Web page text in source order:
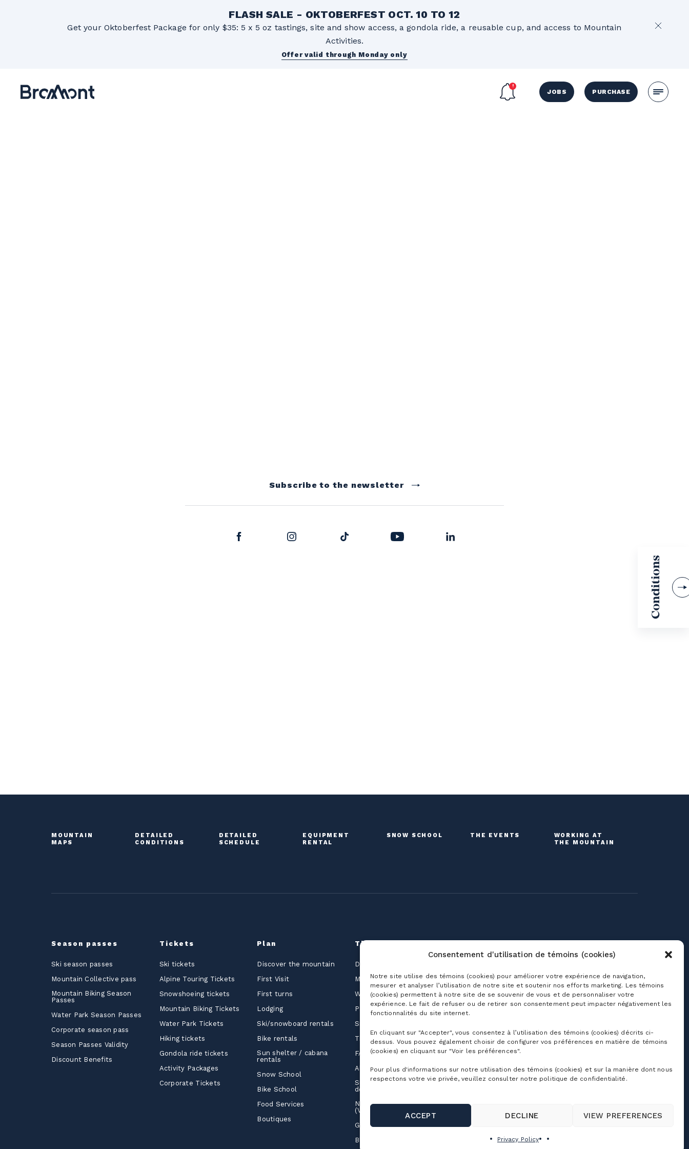
Consentement d'utilisation de témoins (cookies)
Notre site utilise des témoins (cookies) pour améliorer votre expérience de navigation,
mesurer et analyser l’utilisation de notre site et soutenir nos efforts marketing. Les témoins
(cookies) permettent à notre site de se souvenir de vous et de personnaliser votre
expérience. Le fait de refuser ou de retirer son consentement peut impacter négativement les
fonctionnalités du site internet.
En cliquant sur "Accepter", vous consentez à l’utilisation des témoins (cookies) décrits ci-
dessus. Vous pouvez également choisir de configurer vos préférences en matière de témoins
(cookies) en cliquant sur "Voir les préférences".
Pour plus d'informations sur notre utilisation des témoins (cookies) et sur la manière dont nous
respectons votre vie privée, veuillez consulter notre politique de confidentialité.
ACCEPT DECLINE VIEW PREFERENCES
Privacy Policy
FLASH SALE - OKTOBERFEST OCT. 10 TO 12
Get your Oktoberfest Package for only $35: 5 x 5 oz tastings, site and show access, a gondola ride, a reusable cup, and access to Mountain
Activities.
Offer valid through Monday only
JOBS PURCHASE
Subscribe to the newsletter
MOUNTAIN
MAPS
DETAILED
CONDITIONS
DETAILED
SCHEDULE
EQUIPMENT
RENTAL
SNOW SCHOOL THE EVENTS
WORKING AT
THE MOUNTAIN
Season passes
Ski season passes
Mountain Collective pass
Mountain Biking Season
Passes
Water Park Season Passes
Corporate season pass
Season Passes Validity
Discount Benefits
Tickets
Ski tickets
Alpine Touring Tickets
Snowshoeing tickets
Mountain Biking Tickets
Water Park Tickets
Hiking tickets
Gondola ride tickets
Activity Packages
Corporate Tickets
Plan
Discover the mountain
First Visit
First turns
Lodging
Ski/snowboard rentals
Bike rentals
Sun shelter / cabana
rentals
Snow School
Bike School
Food Services
Boutiques
The mountain
Detailed Schedule
Maps of the Mountain
Webcams
Parking and shuttle
SnowPrks
The Chalets
FAQ
Altitude Project
Sustainable
development
Nomadic camping
(Vanlife)
Guides
Blog
Business & Corporate
Events
and group outings
Camp mille aventures
Privilege program
About Us
Jobs
Cime Real Estate
Tourisme Bromont
Press Room
Sponsorships and
donations
Privacy Policy